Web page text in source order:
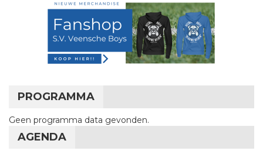
PROGRAMMA
Geen programma data gevonden.
AGENDA